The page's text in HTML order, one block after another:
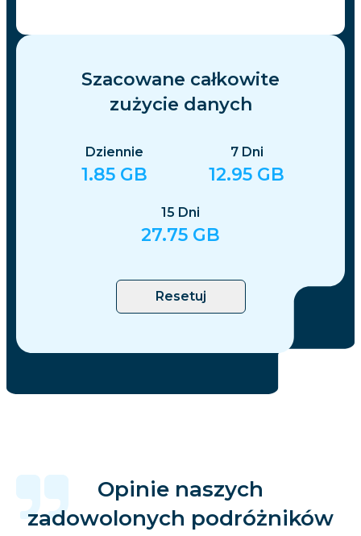
Szacowane całkowite
zużycie danych
Dziennie
1.85 GB
7 Dni
12.95 GB
15 Dni
27.75 GB
Resetuj
Opinie naszych
zadowolonych podróżników